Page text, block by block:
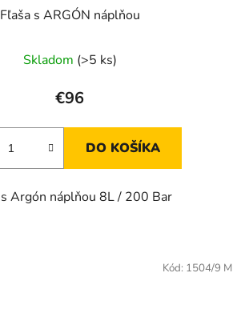
Fľaša s ARGÓN náplňou
Skladom (>5 ks)
€96
DO KOŠÍKA
Argón náplňou 8L / 200 Bar
Kód: 1504/9 M